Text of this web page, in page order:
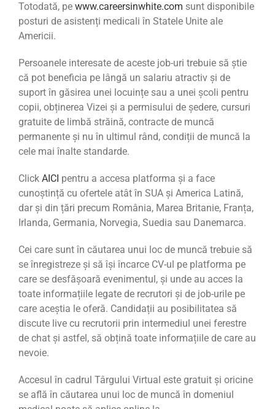
Totodată, pe www.careersinwhite.com sunt disponibile
posturi de asistenți medicali în Statele Unite ale
Americii.
Persoanele interesate de aceste job-uri trebuie să știe
că pot beneficia pe lângă un salariu atractiv și de
suport în găsirea unei locuințe sau a unei școli pentru
copii, obținerea Vizei și a permisului de ședere, cursuri
gratuite de limbă străină, contracte de muncă
permanente și nu în ultimul rând, condiții de muncă la
cele mai înalte standarde.
Click AICI pentru a accesa platforma și a face
cunoștință cu ofertele atât în SUA și America Latină,
dar și din țări precum România, Marea Britanie, Franța,
Irlanda, Germania, Norvegia, Suedia sau Danemarca.
Cei care sunt în căutarea unui loc de muncă trebuie să
se înregistreze și să își încarce CV-ul pe platforma pe
care se desfășoară evenimentul, și unde au acces la
toate informațiile legate de recrutori și de job-urile pe
care aceștia le oferă. Candidații au posibilitatea să
discute live cu recrutorii prin intermediul unei ferestre
de chat și astfel, să obțină toate informațiile de care au
nevoie.
Accesul în cadrul Târgului Virtual este gratuit și oricine
se află în căutarea unui loc de muncă în domeniul